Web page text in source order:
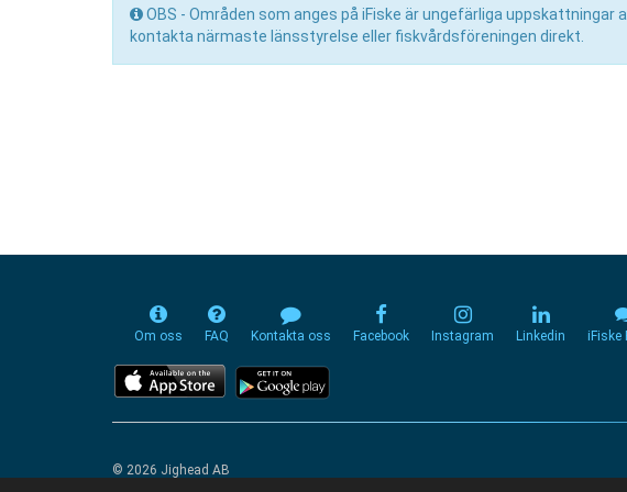
OBS - Områden som anges på iFiske är ungefärliga uppskattningar
kontakta närmaste länsstyrelse eller fiskvårdsföreningen direkt.
Om oss FAQ Kontakta oss Facebook Instagram Linkedin iFiske
© 2026 Jighead AB